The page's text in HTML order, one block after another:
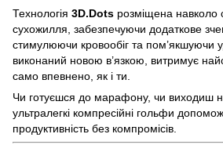
Технологія 3D.Dots розміщена навколо
сухожилля, забезпечуючи додаткове
стимулюючи кровообіг та пом’якшуючи
виконаний новою в’язкою, витримує
само впевнено, як і ти.
Чи готуєшся до марафону, чи виходиш
ультралегкі компресійні гольфи
продуктивність без компромісів.